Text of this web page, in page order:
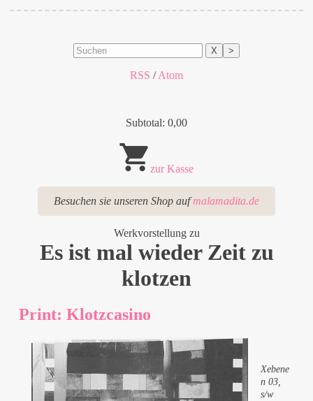
X >
RSS /Atom
Subtotal: 0,00
zur Kasse
Besuchen sie unseren Shop aufmalamadita.de
Werkvorstellung zu
Es ist mal wieder Zeit zu
klotzen
Print: Klotzcasino
Xebene
n 03,
s/w